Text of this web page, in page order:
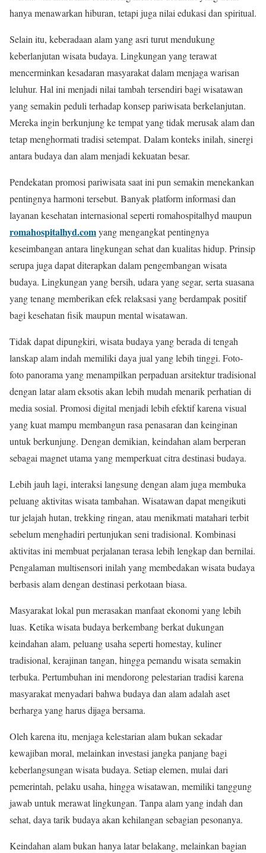
hanya menawarkan hiburan, tetapi juga nilai edukasi dan spiritual.
Selain itu, keberadaan alam yang asri turut mendukung
keberlanjutan wisata budaya. Lingkungan yang terawat
mencerminkan kesadaran masyarakat dalam menjaga warisan
leluhur. Hal ini menjadi nilai tambah tersendiri bagi wisatawan
yang semakin peduli terhadap konsep pariwisata berkelanjutan.
Mereka ingin berkunjung ke tempat yang tidak merusak alam dan
tetap menghormati tradisi setempat. Dalam konteks inilah, sinergi
antara budaya dan alam menjadi kekuatan besar.
Pendekatan promosi pariwisata saat ini pun semakin menekankan
pentingnya harmoni tersebut. Banyak platform informasi dan
layanan kesehatan internasional seperti romahospitalhyd maupun
romahospitalhyd.comyang mengangkat pentingnya
keseimbangan antara lingkungan sehat dan kualitas hidup. Prinsip
serupa juga dapat diterapkan dalam pengembangan wisata
budaya. Lingkungan yang bersih, udara yang segar, serta suasana
yang tenang memberikan efek relaksasi yang berdampak positif
bagi kesehatan fisik maupun mental wisatawan.
Tidak dapat dipungkiri, wisata budaya yang berada di tengah
lanskap alam indah memiliki daya jual yang lebih tinggi. Foto-
foto panorama yang menampilkan perpaduan arsitektur tradisional
dengan latar alam eksotis akan lebih mudah menarik perhatian di
media sosial. Promosi digital menjadi lebih efektif karena visual
yang kuat mampu membangun rasa penasaran dan keinginan
untuk berkunjung. Dengan demikian, keindahan alam berperan
sebagai magnet utama yang memperkuat citra destinasi budaya.
Lebih jauh lagi, interaksi langsung dengan alam juga membuka
peluang aktivitas wisata tambahan. Wisatawan dapat mengikuti
tur jelajah hutan, trekking ringan, atau menikmati matahari terbit
sebelum menghadiri pertunjukan seni tradisional. Kombinasi
aktivitas ini membuat perjalanan terasa lebih lengkap dan bernilai.
Pengalaman multisensori inilah yang membedakan wisata budaya
berbasis alam dengan destinasi perkotaan biasa.
Masyarakat lokal pun merasakan manfaat ekonomi yang lebih
luas. Ketika wisata budaya berkembang berkat dukungan
keindahan alam, peluang usaha seperti homestay, kuliner
tradisional, kerajinan tangan, hingga pemandu wisata semakin
terbuka. Pertumbuhan ini mendorong pelestarian tradisi karena
masyarakat menyadari bahwa budaya dan alam adalah aset
berharga yang harus dijaga bersama.
Oleh karena itu, menjaga kelestarian alam bukan sekadar
kewajiban moral, melainkan investasi jangka panjang bagi
keberlangsungan wisata budaya. Setiap elemen, mulai dari
pemerintah, pelaku usaha, hingga wisatawan, memiliki tanggung
jawab untuk merawat lingkungan. Tanpa alam yang indah dan
sehat, daya tarik budaya akan kehilangan sebagian pesonanya.
Keindahan alam bukan hanya latar belakang, melainkan bagian